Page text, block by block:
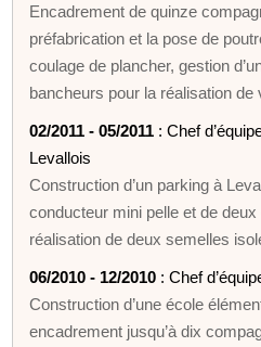
Encadrement de quinze
préfabrication et la pose de
coulage de plancher, gestion
bancheurs pour la réalisation de
02/2011 - 05/2011 : Chef
Levallois
Construction d’un parking à
conducteur mini pelle et de
réalisation de deux semelles
06/2010 - 12/2010 : Chef
Construction d’une école
encadrement jusqu’à dix